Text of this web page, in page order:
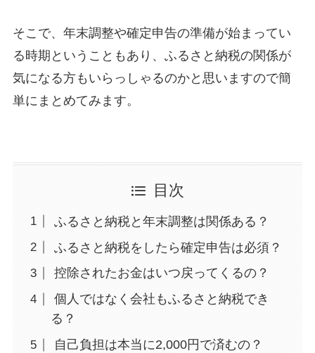
そこで、年末調整や確定申告の準備が始まってい
る時期ということもあり、ふるさと納税の関係が
気になる方もいらっしゃるのかと思いますので簡
単にまとめてみます。
目次
ふるさと納税と年末調整は関係ある？
ふるさと納税をしたら確定申告は必須？
控除されたお金はいつ戻ってくるの？
個人ではなく会社もふるさと納税でき
る？
自己負担は本当に2,000円で済むの？